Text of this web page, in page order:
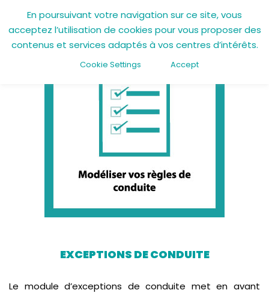
Aller
au
EXCEPTIONS DE CONDUITE
Le module d’exceptions de conduite met en avant
En poursuivant votre navigation sur ce site, vous
acceptez l’utilisation de cookies pour vous proposer des
contenus et services adaptés à vos centres d’intérêts.
Cookie Settings Accept